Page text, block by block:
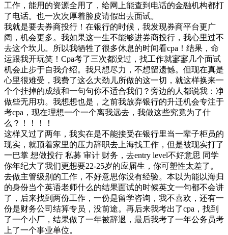
工作，能用的资源全用了，给网上能查到电话的金融机构都打
了电话。也一次次厚着脸皮请假出去面试。
我就是要去券商投行！在银行的时候，我发现券商平台更广
阔，机会更多。我如果这一生不能够进券商投行，我心里过不
去这个坎儿。所以我牺牲了很多休息的时间看cpa！结果，命
运跟我开玩笑！Cpa考了三次都没过，找工作就寥寥几个面试
机会止步于自我介绍。我只想尽力，不想留遗憾。但现在真是
心里很难受，我费了这么大劲儿所做的这一切，就这样换来一
个个挂掉的成绩和一句句你不适合我们？旁边的人都说我：净
做些无用功。我想想也是，之前我放弃银行的升迁机会专注于
考cpa，现在理想一个一个离我远去，我做这些究竟为了什
么？！！！！
这样又过了两年，我实在是不能接受在银行里当一辈子柜员的
现实，就顶着家里的压力辞职去上海找工作，但是被现实打了
一巴掌 想做投行 私募 审计 财务，去entry level不好意思 同学
你年纪大了我们更想要22-25岁的应届生，你可塑性太差了。
去做主管级别的工作，不好意思你没有经验。本以为能以海归
的身份当个英语老师什么的结果面试的时候英文一句都不会讲
了，后来找到两份工作，一份是留学咨询，我不喜欢，还有一
份是财务公司结算专员，没前途。再后来我考出了cpa，找到
了一个小厂，结果做了一年被辞退，最后我考了一年公务员考
上了一个事业单位。